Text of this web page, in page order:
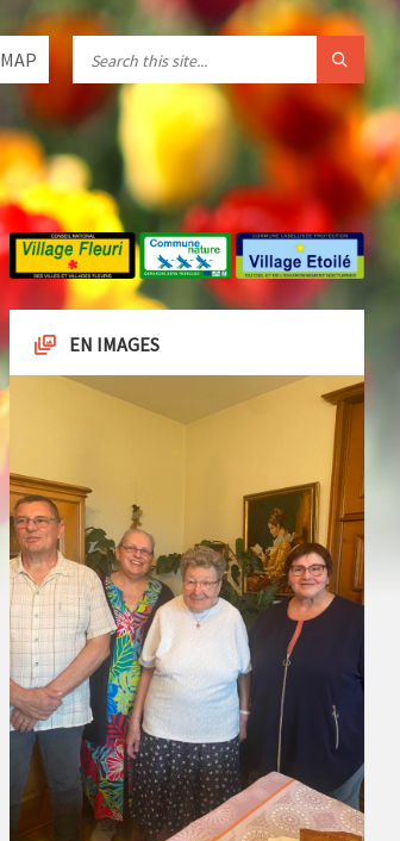
MAP
EN IMAGES